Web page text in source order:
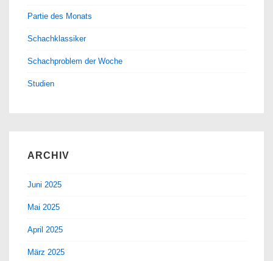
Partie des Monats
Schachklassiker
Schachproblem der Woche
Studien
ARCHIV
Juni 2025
Mai 2025
April 2025
März 2025